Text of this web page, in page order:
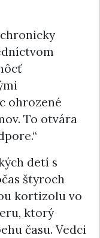
ohrozené
To otvára
detí s
štyroch
kortizolu vo
ktorý
času. Vedci